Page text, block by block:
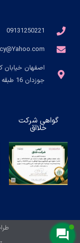
09131250221
اصفهان خیابان
جوزدان 16 طبقه پایین گالری ماهون
گواهی شرکت
خلااق